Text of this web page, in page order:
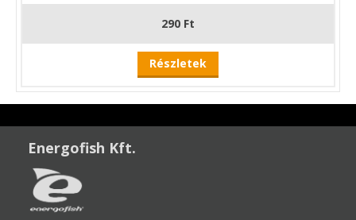
290 Ft
Részletek
Energofish Kft.